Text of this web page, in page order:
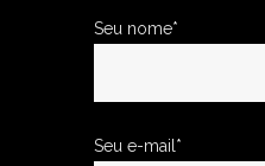
Seu nome*
Seu e-mail*